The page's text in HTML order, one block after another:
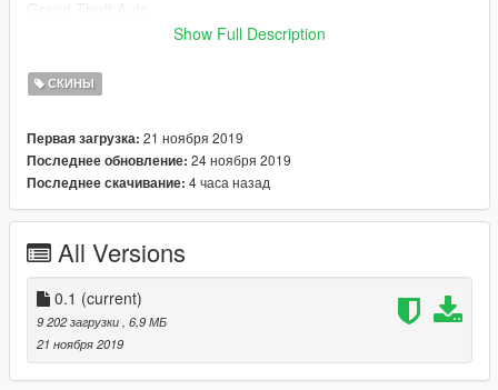
V\mods\x64v.rpf\models\cdimages\streamedpeds-mp.rpf\mp-f-
Textures in:
V\mods\update\x64\dlcpacks\patchday4ng\dlc.rpf\x64\models\p
ed-mp-overlay-txds.rpf\
...
Show Full Description
СКИНЫ
Первая загрузка: 21 ноября 2019
Последнее обновление: 24 ноября 2019
Последнее скачивание: 4 часа назад
All Versions
0.1 (current)
9 202 загрузки, 6,9 МБ
21 ноября 2019